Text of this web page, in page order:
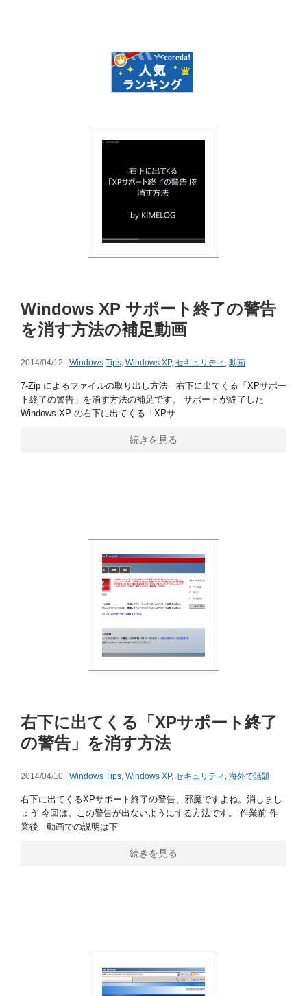
Windows XP サポート終了の警告
を消す方法の補足動画
2014/04/12 | Windows Tips, Windows XP, セキュリティ , 動画
7-Zip によるファイルの取り出し方法 右下に出てくる「XPサポー
ト終了の警告」を消す方法の補足です。 サポートが終了した
Windows XP の右下に出てくる「XPサ
続きを見る
右下に出てくる「XPサポート終了
の警告」を消す方法
2014/04/10 | Windows Tips, Windows XP, セキュリティ , 海外で話題
右下に出てくるXPサポート終了の警告、邪魔ですよね。消しまし
ょう 今回は、この警告が出ないようにする方法です。 作業前 作
業後 動画での説明は下
続きを見る